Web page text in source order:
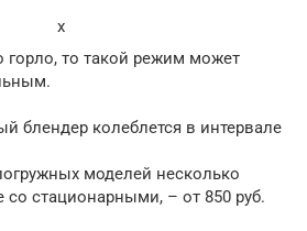
x
горло, то такой режим может
блендер колеблется в интервале
моделей несколько
со стационарными, – от 850 руб.